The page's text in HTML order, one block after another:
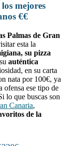
mejores
€€
Palmas de Gran
esta la
su pizza
auténtica
en su carta
nata por 100€, ya
ofensa ese tipo de
lo que buscas son
Canaria,
de la